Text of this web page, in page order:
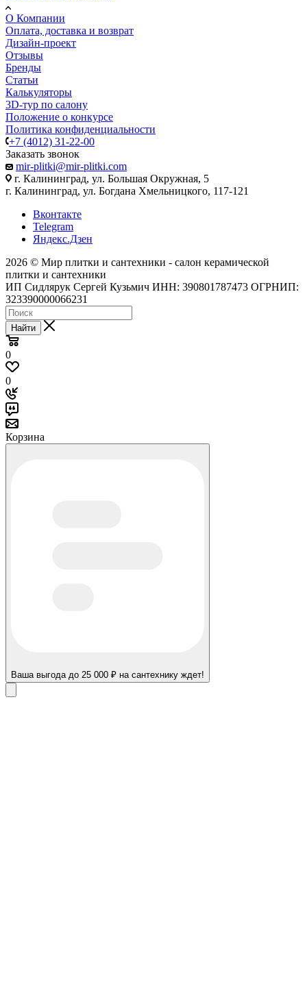
О Компании
Оплата, доставка и возврат
Дизайн-проект
Отзывы
Бренды
Статьи
Калькуляторы
3D-тур по салону
Положение о конкурсе
Политика конфиденциальности
+7 (4012) 31-22-00
Заказать звонок
mir-plitki@mir-plitki.com
г. Калининград, ул. Большая Окружная, 5
г. Калининград, ул. Богдана Хмельницкого, 117-121
Вконтакте
Telegram
Яндекс.Дзен
2026 © Мир плитки и сантехники - салон керамической
плитки и сантехники
ИП Сидлярук Сергей Кузьмич ИНН: 390801787473 ОГРНИП:
323390000066231
Найти
0
0
Корзина
Ваша выгода до 25 000 ₽ на сантехнику ждет!